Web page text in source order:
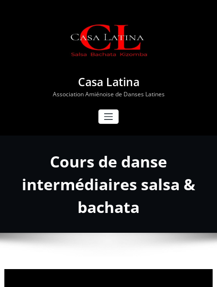
Casa Latina
Association Amiénoise de Danses Latines
Cours de danse
intermédiaires salsa &
bachata